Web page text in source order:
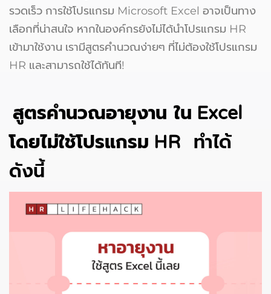
รวดเร็ว การใช้โปรแกรม Microsoft Excel อาจเป็นทาง
เลือกที่น่าสนใจ หากในองค์กรยังไม่ได้นำโปรแกรม HR
เข้ามาใช้งาน เรามีสูตรคำนวณง่ายๆ ที่ไม่ต้องใช้โปรแกรม
HR และสามารถใช้ได้ทันที!
สูตรคำนวณอายุงาน ใน Excel
โดยไม่ใช้โปรแกรม HR
ทำได้
ดังนี้